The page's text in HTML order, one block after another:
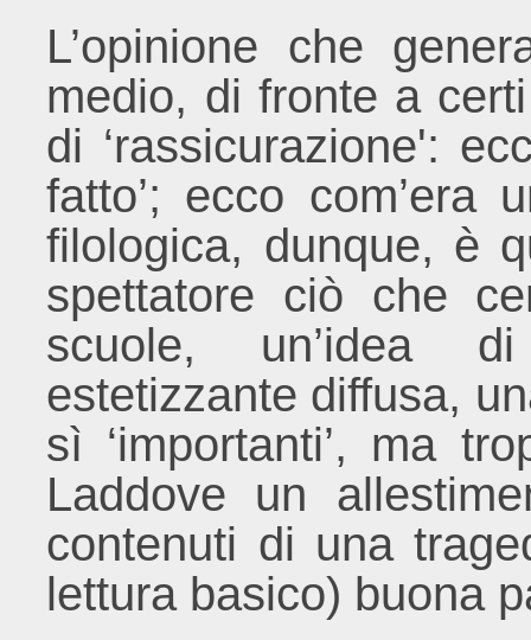
L’opinione che
medio, di fronte a
di ‘rassicurazione':
fatto’; ecco com’era
filologica, dunque, è
spettatore ciò che
scuole, un’idea
estetizzante diffusa,
sì ‘importanti’, ma
Laddove un
contenuti di una
lettura basico) buona